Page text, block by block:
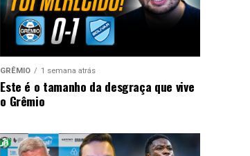
GRÊMIO 1 semana atrás
Este é o tamanho da desgraça que vive
o Grêmio